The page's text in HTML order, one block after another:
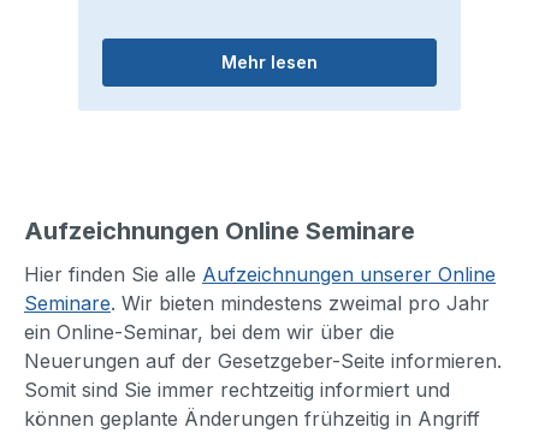
Mehr lesen
Aufzeichnungen Online Seminare
Hier finden Sie alle Aufzeichnungen unserer Online
Seminare. Wir bieten mindestens zweimal pro Jahr
ein Online-Seminar, bei dem wir über die
Neuerungen auf der Gesetzgeber-Seite informieren.
Somit sind Sie immer rechtzeitig informiert und
können geplante Änderungen frühzeitig in Angriff